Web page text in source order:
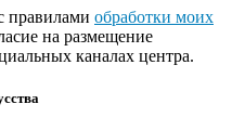
правилами обработки моих
на размещение
каналах центра.